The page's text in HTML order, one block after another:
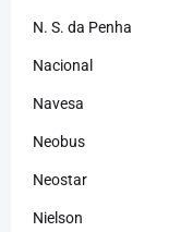
N. S. da Penha
Nacional
Navesa
Neobus
Neostar
Nielson